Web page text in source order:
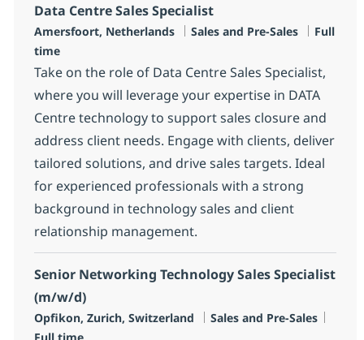
Data Centre Sales Specialist
Location
Amersfoort, Netherlands Category
Sales and Pre-Sales Job Type
Full
time
Take on the role of Data Centre Sales Specialist,
where you will leverage your expertise in DATA
Centre technology to support sales closure and
address client needs. Engage with clients, deliver
tailored solutions, and drive sales targets. Ideal
for experienced professionals with a strong
background in technology sales and client
relationship management.
Senior Networking Technology Sales Specialist
(m/w/d)
Location
Opfikon, Zurich, Switzerland Category
Sales and Pre-Sales